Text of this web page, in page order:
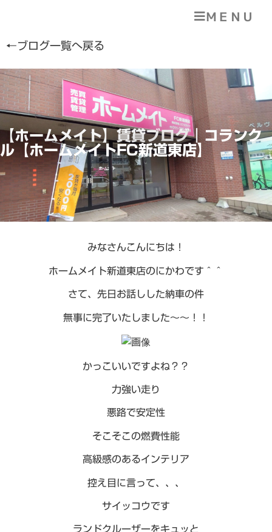
ＭＥＮＵ
←ブログ一覧へ戻る
【ホームメイト】賃貸ブログ｜コランク
ル【ホームメイトFC新道東店】
みなさんこんにちは！
ホームメイト新道東店のにかわです＾＾
さて、先日お話しした納車の件
無事に完了いたしました～～！！
かっこいいですよね？？
力強い走り
悪路で安定性
そこそこの燃費性能
高級感のあるインテリア
控え目に言って、、、
サイッコウです
ランドクルーザーをキュッと